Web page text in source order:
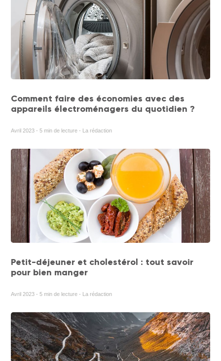
Comment faire des économies avec des
appareils électroménagers du quotidien ?
Avril 2023 - 5 min de lecture - La rédaction
Petit-déjeuner et cholestérol : tout savoir
pour bien manger
Avril 2023 - 5 min de lecture - La rédaction